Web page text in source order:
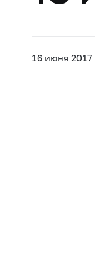
16 июня 2017